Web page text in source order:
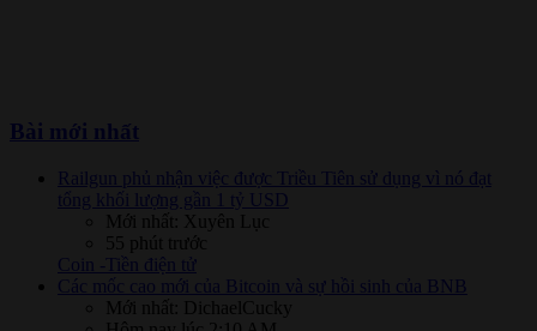
Bài mới nhất
Railgun phủ nhận việc được Triều Tiên sử dụng vì nó đạt
tổng khối lượng gần 1 tỷ USD
Mới nhất: Xuyên Lục
55 phút trước
Coin -Tiền điện tử
Các mốc cao mới của Bitcoin và sự hồi sinh của BNB
Mới nhất: DichaelCucky